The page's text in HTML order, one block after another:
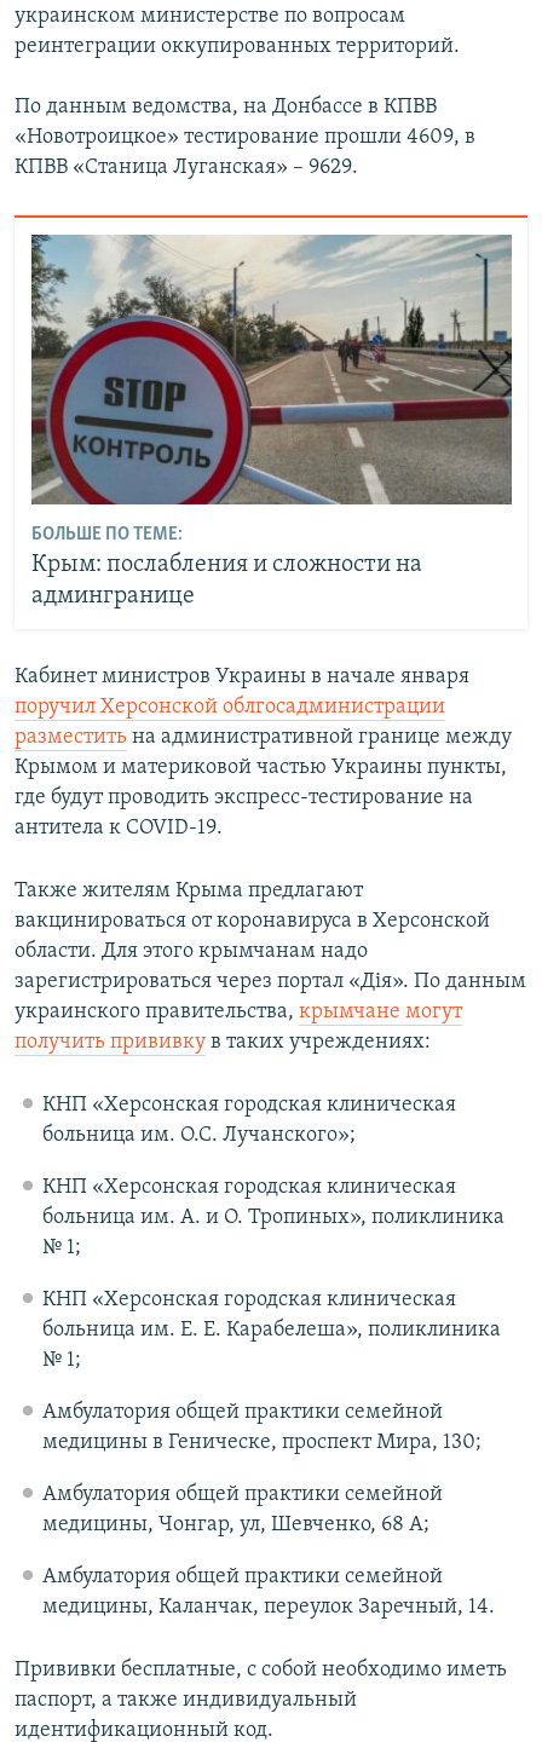
украинском министерстве по вопросам
реинтеграции оккупированных территорий.
По данным ведомства, на Донбассе в КПВВ
«Новотроицкое» тестирование прошли 4609, в
КПВВ «Станица Луганская» – 9629.
БОЛЬШЕ ПО ТЕМЕ:
Крым: послабления и сложности на
админгранице
Кабинет министров Украины в начале января
поручил Херсонской облгосадминистрации
разместить на административной границе между
Крымом и материковой частью Украины пункты,
где будут проводить экспресс-тестирование на
антитела к COVID-19.
Также жителям Крыма предлагают
вакцинироваться от коронавируса в Херсонской
области. Для этого крымчанам надо
зарегистрироваться через портал «Дія». По данным
украинского правительства, крымчане могут
получить прививку в таких учреждениях:
КНП «Херсонская городская клиническая
больница им. О.С. Лучанского»;
КНП «Херсонская городская клиническая
больница им. А. и О. Тропиных», поликлиника
№ 1;
КНП «Херсонская городская клиническая
больница им. Е. Е. Карабелеша», поликлиника
№ 1;
Амбулатория общей практики семейной
медицины в Геническе, проспект Мира, 130;
Амбулатория общей практики семейной
медицины, Чонгар, ул, Шевченко, 68 А;
Амбулатория общей практики семейной
медицины, Каланчак, переулок Заречный, 14.
Прививки бесплатные, с собой необходимо иметь
паспорт, а также индивидуальный
идентификационный код.